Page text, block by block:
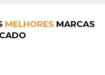
MELHORESMARCAS